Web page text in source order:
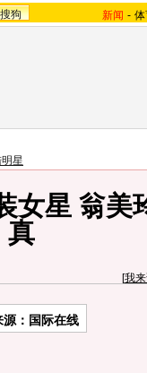
搜狗 新闻 -
星
女星 翁美
真
[我
源：国际在线